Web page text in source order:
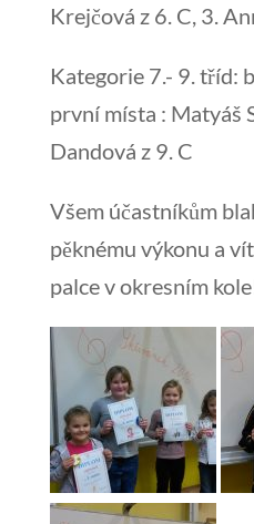
Krejčová z 6. C, 3.
Kategorie 7.- 9. tříd:
první místa : Matyáš
Dandová z 9. C
Všem účastníkům
pěknému výkonu a
palce v okresním